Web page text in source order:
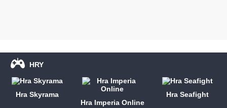
HRY
Hra Skyrama
Hra Imperia Online
Hra Seafight